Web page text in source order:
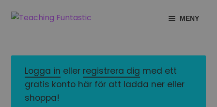
Hoppa
Gå
MENY
UNDERMENY
GRATISMATERIAL
Logga in eller registrera dig med ett
gratis konto här för att ladda ner eller
shoppa!